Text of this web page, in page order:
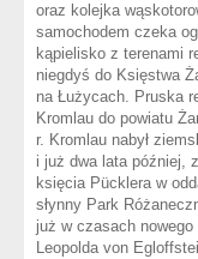
oraz kolejka
samochodem czeka
kąpielisko z terenami
niegdyś do Księstwa
na Łużycach. Pruska
Kromlau do powiatu
r. Kromlau nabył
i już dwa lata później,
księcia Pücklera w
słynny Park
już w czasach nowego
Leopolda von